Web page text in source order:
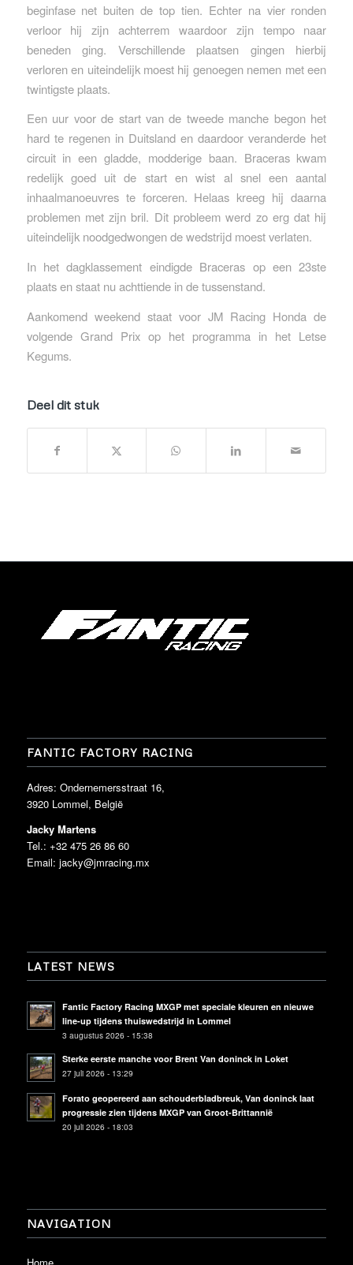
beginfase net buiten de top tien. Echter na vier ronden
verloor hij zijn achterrem waardoor zijn tempo naar
beneden ging. Verschillende plaatsen gingen hierbij
verloren en uiteindelijk moest hij genoegen nemen met een
twintigste plaats.
Een uur voor de start van de tweede manche begon het
hard te regenen in Duitsland en daardoor veranderde het
circuit in een gladde, modderige baan. Braceras kwam
redelijk goed uit de start en wist al snel een aantal
inhaalmanoeuvres te forceren. Helaas kreeg hij daarna
problemen met zijn bril. Dit probleem werd zo erg dat hij
uiteindelijk noodgedwongen de wedstrijd moest verlaten.
In het dagklassement eindigde Braceras op een 23ste
plaats en staat nu achttiende in de tussenstand.
Aankomend weekend staat voor JM Racing Honda de
volgende Grand Prix op het programma in het Letse
Kegums.
Deel dit stuk
FANTIC FACTORY RACING
Adres: Ondernemersstraat 16,
3920 Lommel, België
Jacky Martens
Tel.: +32 475 26 86 60
Email: jacky@jmracing.mx
LATEST NEWS
Fantic Factory Racing MXGP met speciale kleuren en nieuwe
line-up tijdens thuiswedstrijd in Lommel
3 augustus 2026 - 15:38
Sterke eerste manche voor Brent Van doninck in Loket
27 juli 2026 - 13:29
Forato geopereerd aan schouderbladbreuk, Van doninck laat
progressie zien tijdens MXGP van Groot-Brittannië
20 juli 2026 - 18:03
NAVIGATION